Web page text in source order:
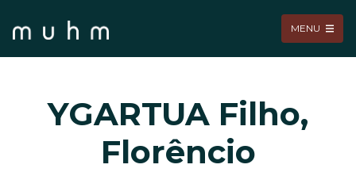
MENU
YGARTUA Filho,
Florêncio